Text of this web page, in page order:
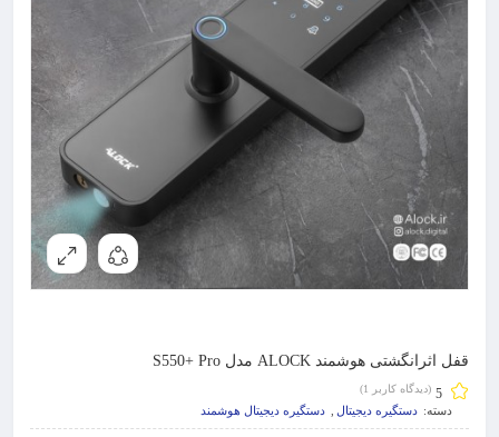
قفل اثرانگشتی هوشمند ALOCK مدل S550+ Pro
5 (دیدگاه کاربر 1
)
دسته: دستگیره دیجیتال دستگیره دیجیتال هوشمند